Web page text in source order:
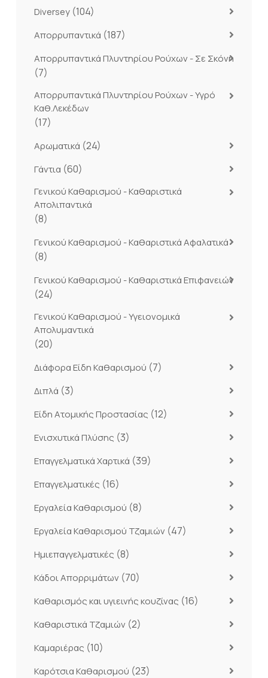
Diversey (104)
Απορρυπαντικά (187)
Απορρυπαντικά Πλυντηρίου Ρούχων - Σε Σκόνη
(7)
Απορρυπαντικά Πλυντηρίου Ρούχων - Υγρό
Καθ.Λεκέδων
(17)
Αρωματικά (24)
Γάντια (60)
Γενικού Καθαρισμού - Καθαριστικά
Απολιπαντικά
(8)
Γενικού Καθαρισμού - Καθαριστικά Αφαλατικά
(8)
Γενικού Καθαρισμού - Καθαριστικά Επιφανειών
(24)
Γενικού Καθαρισμού - Υγειονομικά
Απολυμαντικά
(20)
Διάφορα Είδη Καθαρισμού (7)
Διπλά (3)
Είδη Ατομικής Προστασίας (12)
Ενισχυτικά Πλύσης (3)
Επαγγελματικά Χαρτικά (39)
Επαγγελματικές (16)
Εργαλεία Καθαρισμού (8)
Εργαλεία Καθαρισμού Τζαμιών (47)
Ημιεπαγγελματικές (8)
Κάδοι Απορριμάτων (70)
Καθαρισμός και υγιεινής κουζίνας (16)
Καθαριστικά Τζαμιών (2)
Καμαριέρας (10)
Καρότσια Καθαρισμού (23)